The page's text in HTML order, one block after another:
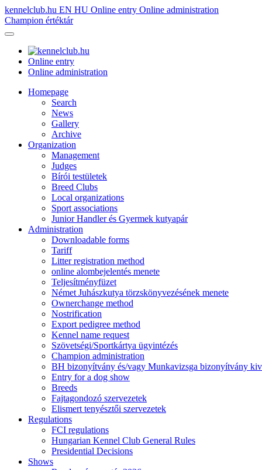
kennelclub.hu EN HU Online entry Online administration
Champion értéktár
Online entry
Online administration
Homepage
Search
News
Gallery
Archive
Organization
Management
Judges
Bírói testületek
Breed Clubs
Local organizations
Sport associations
Junior Handler és Gyermek kutyapár
Administration
Downloadable forms
Tariff
Litter registration method
online alombejelentés menete
Teljesítményfüzet
Német Juhászkutya törzskönyvezésének menete
Ownerchange method
Nostrification
Export pedigree method
Kennel name request
Szövetségi/Sportkártya ügyintézés
Champion administration
BH bizonyítvány és/vagy Munkavizsga bizonyítvány
Entry for a dog show
Breeds
Fajtagondozó szervezetek
Elismert tenyésztői szervezetek
Regulations
FCI regulations
Hungarian Kennel Club General Rules
Presidential Decisions
Shows